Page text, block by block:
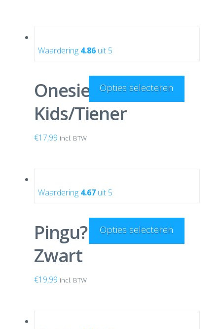
Waardering 4.86 uit 5
Onesie Dark Navy
Kids/Tiener
€17,99 incl. BTW
Opties selecteren
Waardering 4.67 uit 5
Pingu?n Onesie
Zwart
€19,99 incl. BTW
Opties selecteren